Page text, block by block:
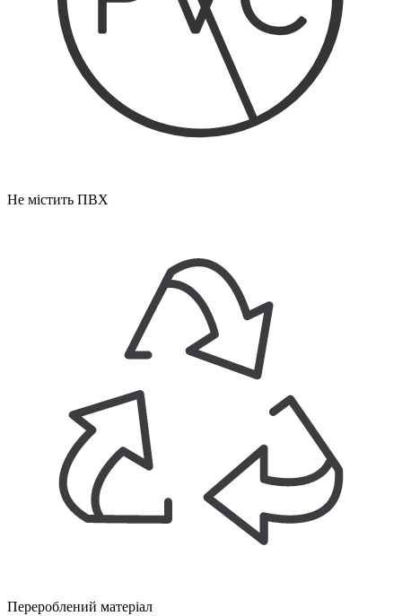
Не містить ПВХ
Перероблений матеріал